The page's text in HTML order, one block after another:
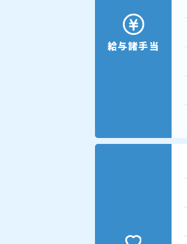
給与諸手当